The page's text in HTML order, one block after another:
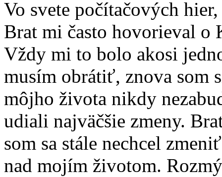
Vo svete počítačových
Brat mi často hovorieval o
Vždy mi to bolo akosi
musím obrátiť, znova som
môjho života nikdy
udiali najväčšie zmeny.
som sa stále nechcel
nad mojím životom.